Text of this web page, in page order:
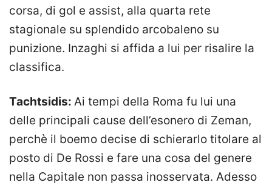
corsa, di gol e assist, alla quarta rete
stagionale su splendido arcobaleno su
punizione. Inzaghi si affida a lui per risalire la
classifica.
Tachtsidis: Ai tempi della Roma fu lui una
delle principali cause dell’esonero di Zeman,
perchè il boemo decise di schierarlo titolare al
posto di De Rossi e fare una cosa del genere
nella Capitale non passa inosservata. Adesso